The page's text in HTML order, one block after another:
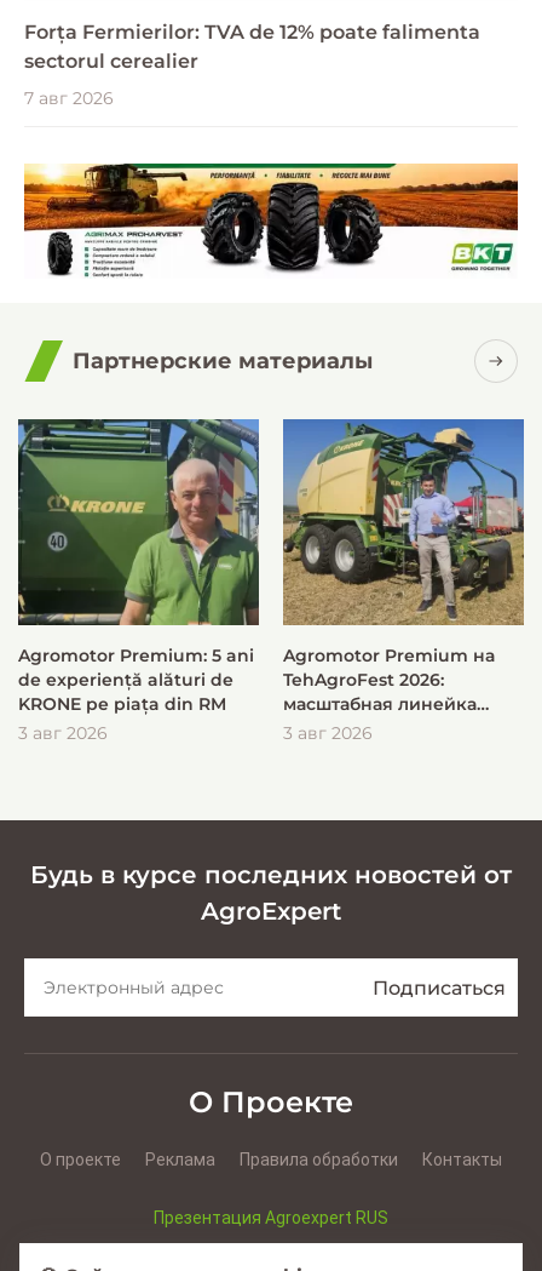
Forța Fermierilor: TVA de 12% poate falimenta
sectorul cerealier
7 авг 2026
Партнерские материалы
Agromotor Premium: 5 ani
de experiență alături de
KRONE pe piața din RM
3 авг 2026
Agromotor Premium на
TehAgroFest 2026:
масштабная линейка
KRONE для быстрой и
3 авг 2026
Будь в курсе последних новостей от
AgroExpert
О Проекте
О проекте Реклама Правила обработки Контакты
Презентация Agroexpert RUS